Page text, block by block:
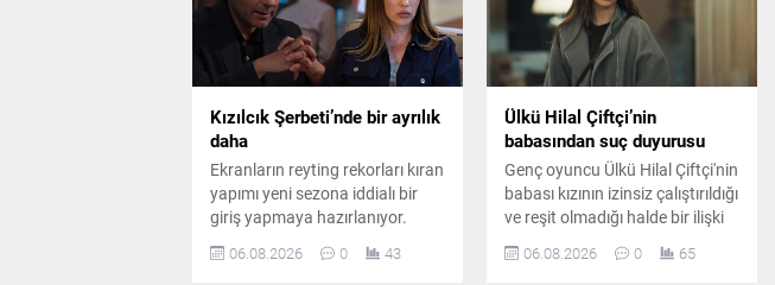
Kızılcık Şerbeti’nde bir ayrılık
daha
Ekranların reyting rekorları kıran
yapımı yeni sezona iddialı bir
giriş yapmaya hazırlanıyor.
Kadroda önemli ayrılıklar
yaşanırken diziye sürpriz bir
06.08.2026 0 43
Ülkü Hilal Çiftçi’nin
babasından suç duyurusu
Genç oyuncu Ülkü Hilal Çiftçi'nin
babası kızının izinsiz çalıştırıldığı
ve reşit olmadığı halde bir ilişki
yaşadığı iddiasıyla savcılığa
başvurdu. Yaşanan gelişmeler
06.08.2026 0 65